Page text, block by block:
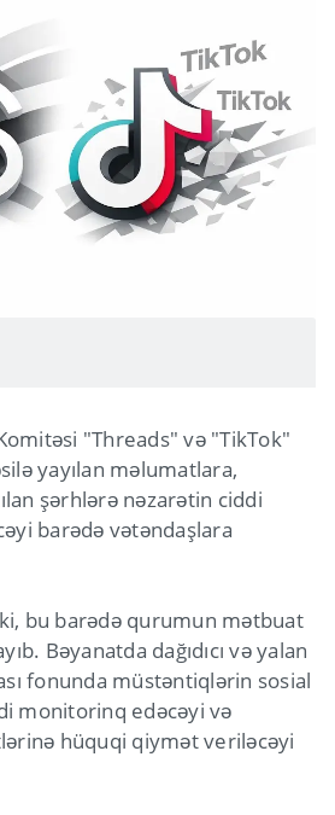
"Threads" və "TikTok"
yayılan məlumatlara,
şərhlərə nəzarətin ciddi
barədə vətəndaşlara
bu barədə qurumun mətbuat
Bəyanatda dağıdıcı və yalan
fonunda müstəntiqlərin sosial
monitorinq edəcəyi və
hüquqi qiymət veriləcəyi